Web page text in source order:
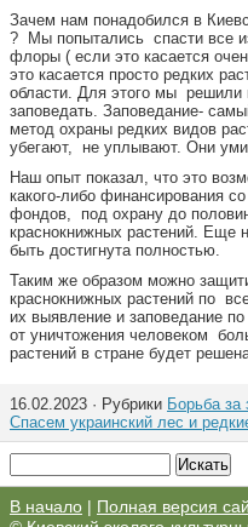
Зачем нам понадобился в
? Мы попытались спасти все
флоры ( если это касается
это касается просто редких
области. Для этого мы решили
заповедать. Заповедание-
метод охраны редких видов
убегают, не уплывают. Они
Наш опыт показал, что это
какого-либо финансирования
фондов, под охрану до
краснокнижных растений. Еще
быть достигнута полностью.
Таким же образом можно
краснокнижных растений по
их выявление и заповедание
от уничтожения человеком
растений в стране будет
16.02.2023 · Рубрики Борьба за
Спасем украинский лес и
В начало | Полная версия